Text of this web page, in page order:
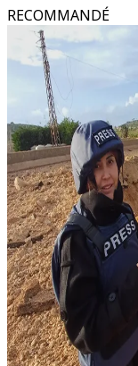
RECOMMANDÉ